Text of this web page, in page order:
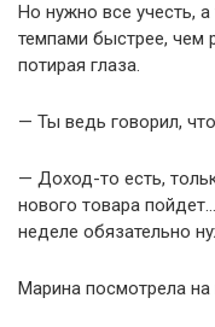
Но нужно все учесть,
темпами быстрее, чем
потирая глаза.
— Ты ведь говорил,
— Доход-то есть,
нового товара
неделе обязательно
Марина посмотрела на